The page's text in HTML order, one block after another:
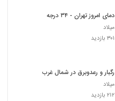
دمای امروز تهران - ۳۴ درجه
میلاد
۳۰۱ بازدید
رگبار و رعدوبرق در شمال غرب
میلاد
۲۱۲ بازدید